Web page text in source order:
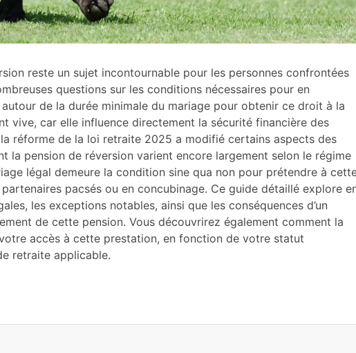
reste un sujet incontournable pour les personnes confrontées
questions sur les conditions nécessaires pour en
autour de la durée minimale du mariage pour obtenir ce droit à la
vive, car elle influence directement la sécurité financière des
réforme de la loi retraite 2025 a modifié certains aspects des
la pension de réversion varient encore largement selon le régime
légal demeure la condition sine qua non pour prétendre à
pacsés ou en concubinage. Ce guide détaillé explore
les exceptions notables, ainsi que les conséquences d’un
de cette pension. Vous découvrirez également comment la
accès à cette prestation, en fonction de votre statut
retraite applicable.